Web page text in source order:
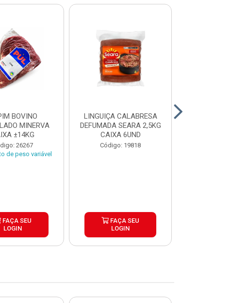
BOVINO
MINERVA
±14KG
26267
de peso variável
FAÇA SEU
LOGIN
LINGUIÇA CALABRESA
DEFUMADA SEARA 2,5KG
CAIXA 6UND
Código: 19818
FAÇA SEU
LOGIN